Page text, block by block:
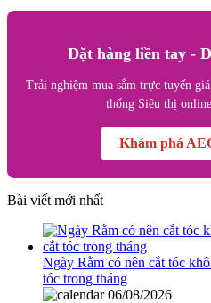
Đặt hàng liền tay -
Trải nghiệm mua sắm trực tuyến
thống Siêu thị
Khám phá
Bài viết mới nhất
Ngày Rằm có nên cắt tóc
tóc trong tháng
06/08/2026